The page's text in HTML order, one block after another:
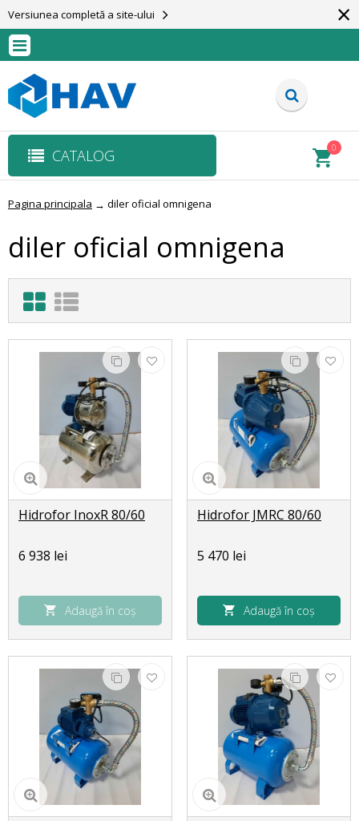
Versiunea completă a site-ului ×
CATALOG 0
Pagina principala → diler oficial omnigena
diler oficial omnigena
Hidrofor InoxR 80/60
6 938 lei
Adaugă în coș
Hidrofor JMRC 80/60
5 470 lei
Adaugă în coș